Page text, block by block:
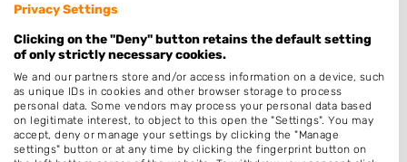
“Uiteindelijk draait het niet alleen om techniek, maar
om vertrouwen. Op je trouwdag is je kapper een van
de eerste mensen die je ziet”, vertelt Sarah.
“Je wilt iemand die rust uitstraalt en die je volledig
vertrouwt, zodat jij je grote dag ontspannen kunt
Privacy Settings
Clicking on the "Deny" button retains the default setting
of only strictly necessary cookies.
We and our partners store and/or access information on a device, such
as unique IDs in cookies and other browser storage to process
personal data. Some vendors may process your personal data based
on legitimate interest, to object to this open the "Settings". You may
accept, deny or manage your settings by clicking the "Manage
settings" button or at any time by clicking the fingerprint button on